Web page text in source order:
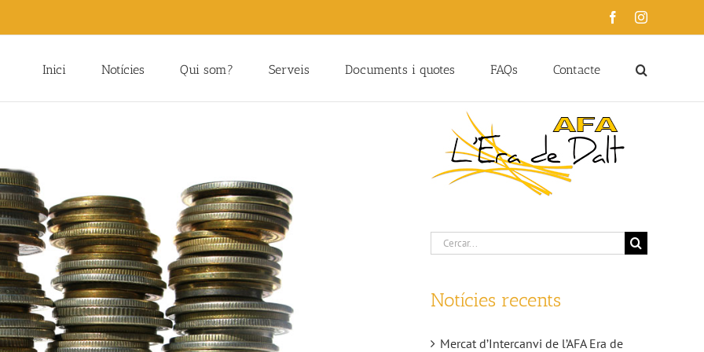
FacebookInstagram
Inici Notícies Qui som? Serveis Documents i quotes FAQs Contacte
Cerca
…
Notícies recents
Mercat d’Intercanvi de l’AFA Era de